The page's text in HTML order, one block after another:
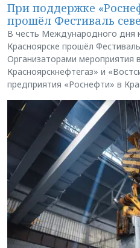
При поддержке
прошёл Фестиваль
В честь Международного дня
Красноярске прошёл
Организаторами мероприятия
Красноярскнефтегаз» и
предприятия «Роснефти» в